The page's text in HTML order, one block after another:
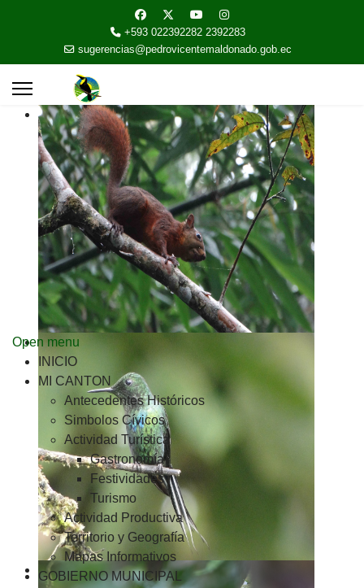
+593 022392282 2392283
sugerencias@pedrovicentemaldonado.gob.ec
Open menu
INICIO
MI CANTON
Antecedentes Históricos
Simbolos Cívicos
Actividad Turística
Gastronomía
Festividades
Turismo
Actividad Productiva
Territorio y Geografía
Mapas Informativos
GOBIERNO MUNICIPAL